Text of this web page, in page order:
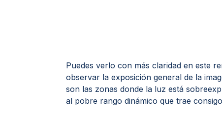
Puedes verlo con más claridad en este
observar la exposición general de la
son las zonas donde la luz está
al pobre rango dinámico que trae